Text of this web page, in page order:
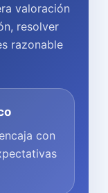
valoración
resolver
razonable
con